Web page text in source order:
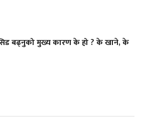
बढ्नुको मुख्य कारण के हो ? के खाने, के